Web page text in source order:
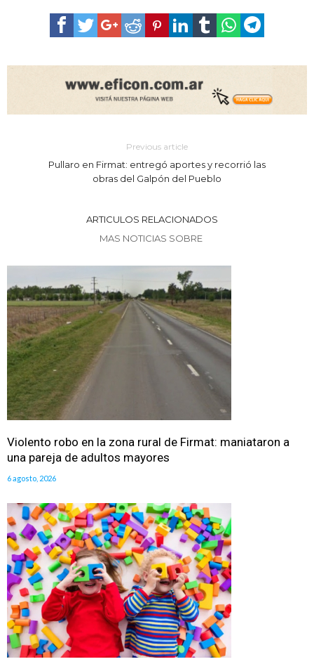
Previous article
Pullaro en Firmat: entregó aportes y recorrió las
obras del Galpón del Pueblo
ARTICULOS RELACIONADOS
MAS NOTICIAS SOBRE
Violento robo en la zona rural de Firmat: maniataron a
una pareja de adultos mayores
6 agosto, 2026